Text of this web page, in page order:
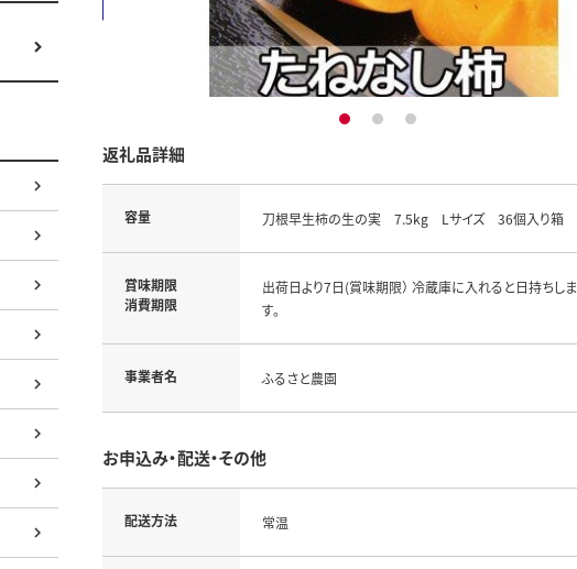
1 2 3
返礼品詳細
容量 刀根早生柿の生の実 7.5kg Lサイズ 36個入り箱
賞味期限
消費期限
出荷日より7日(賞味期限） 冷蔵庫に入れると日持ちしま
す。
事業者名 ふるさと農園
お申込み・配送・その他
配送方法 常温